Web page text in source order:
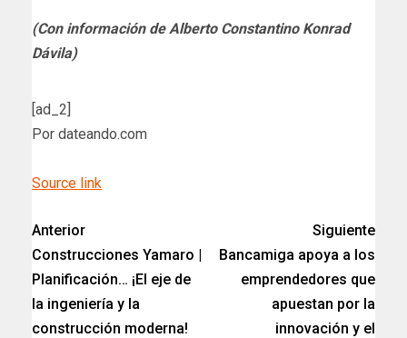
(Con información de Alberto Constantino Konrad
Dávila)
[ad_2]
Por dateando.com
Source link
Anterior
Construcciones Yamaro |
Planificación… ¡El eje de
la ingeniería y la
construcción moderna!
Siguiente
Bancamiga apoya a los
emprendedores que
apuestan por la
innovación y el